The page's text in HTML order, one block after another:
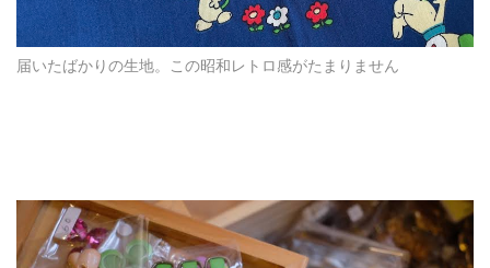
届いたばかりの生地。この昭和レトロ感がたまりません